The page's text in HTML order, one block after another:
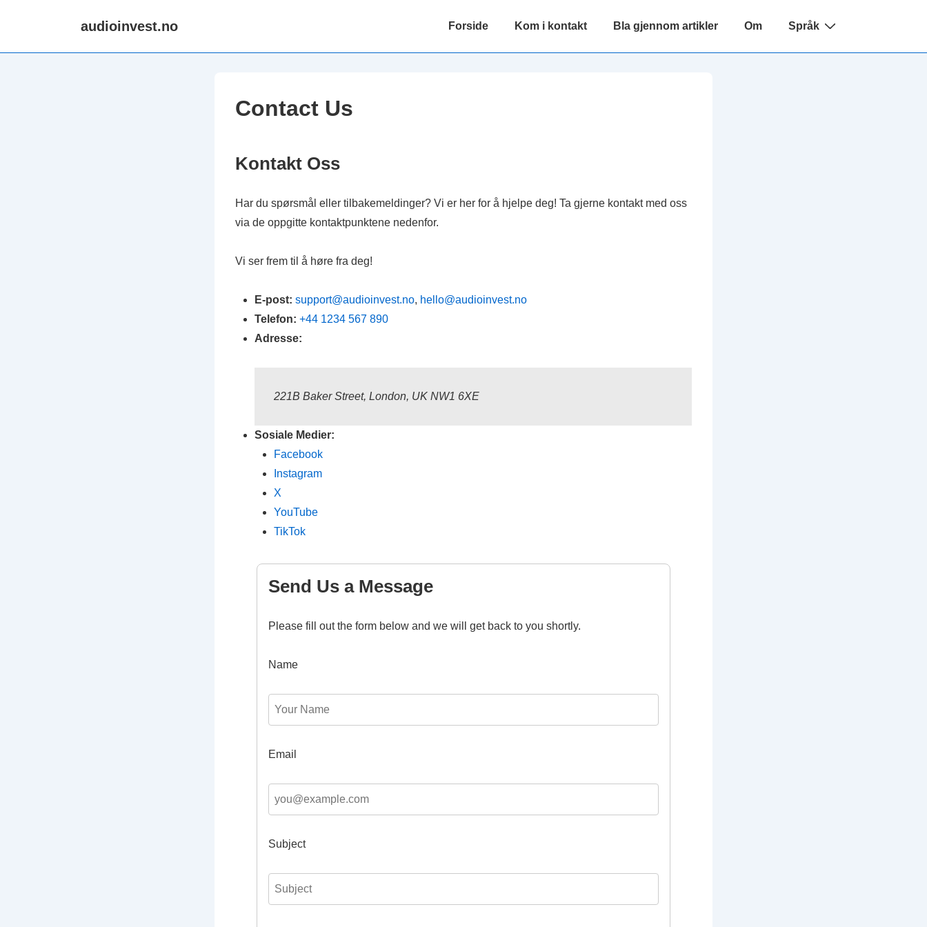
audioinvest.no
Main
Forside Kom i kontakt Bla gjennom artikler Om Språk
Contact Us
Kontakt Oss
Har du spørsmål eller tilbakemeldinger? Vi er her for å hjelpe deg! Ta gjerne kontakt med oss
via de oppgitte kontaktpunktene nedenfor.
Vi ser frem til å høre fra deg!
E-post: support@audioinvest.no, hello@audioinvest.no
Telefon: +44 1234 567 890
Adresse:
221B Baker Street, London, UK NW1 6XE
Sosiale Medier:
Facebook
Instagram
X
YouTube
TikTok
Send Us a Message
Please fill out the form below and we will get back to you shortly.
Name
Email
Subject